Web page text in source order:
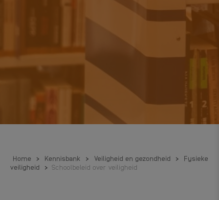
Home > Kennisbank > Veiligheid en gezondheid >
Fysieke
veiligheid
> Schoolbeleid over veiligheid